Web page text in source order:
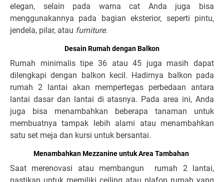
elegan, selain pada warna cat Anda juga bisa
menggunakannya pada bagian eksterior, seperti pintu,
jendela, pilar, atau furniture.
Desain Rumah dengan Balkon
Rumah minimalis tipe 36 atau 45 juga masih dapat
dilengkapi dengan balkon kecil. Hadirnya balkon pada
rumah 2 lantai akan mempertegas perbedaan antara
lantai dasar dan lantai di atasnya. Pada area ini, Anda
juga bisa menambahkan beberapa tanaman untuk
membuatnya tampak lebih alami atau menambahkan
satu set meja dan kursi untuk bersantai.
Menambahkan Mezzanine untuk Area Tambahan
Saat merenovasi atau membangun rumah 2 lantai,